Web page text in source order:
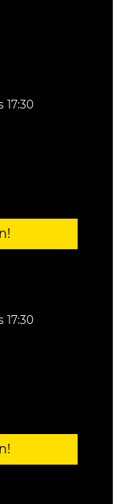
17:30
17:30